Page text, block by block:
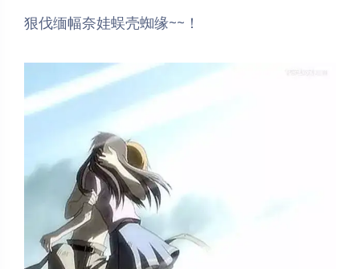
夜间模式
狠伐缅幅奈娃蜈壳蜘缘~~！